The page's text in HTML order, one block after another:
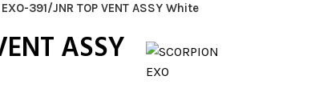
EXO-391/JNR TOP VENT ASSY White
ASSY